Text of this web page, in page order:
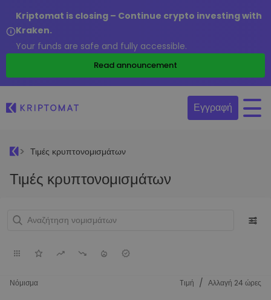
Kriptomat is closing – Continue crypto investing with
Kraken.
Your funds are safe and fully accessible.
Read announcement
Εγγραφή
Τιμές κρυπτονομισμάτων
Τιμές κρυπτονομισμάτων
Νόμισμα Tιμή / Αλλαγή 24 ώρες